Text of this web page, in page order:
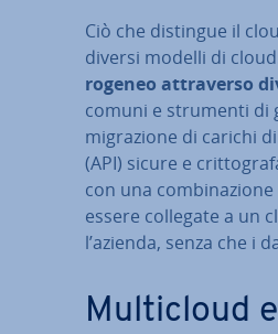
Ciò che distingue il
diversi modelli di
ro­ge­neo at­tra­ver­so
comuni e strumenti di
mi­gra­zio­ne di carichi
(API) sicure e
con una
essere collegate a un
l’azienda, senza che i
Mul­ti­cloud